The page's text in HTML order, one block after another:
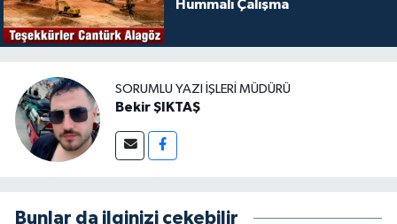
Hummalı Çalışma
SORUMLU YAZI İŞLERI MÜDÜRÜ
Bekir ŞIKTAŞ
Bunlar da ilginizi çekebilir